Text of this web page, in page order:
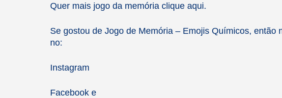
Quer mais jogo da memória clique aqui.
Se gostou de Jogo de Memória – Emojis Químicos, então
no:
Instagram
Facebook e